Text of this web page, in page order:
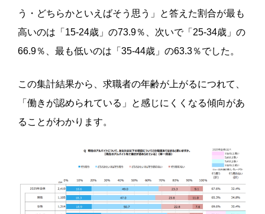
う・どちらかといえばそう思う」と答えた割合が最も
高いのは「15-24歳」の73.9％、次いで「25-34歳」の
66.9％、最も低いのは「35-44歳」の63.3％でした。
この集計結果から、求職者の年齢が上がるにつれて、
「働きが認められている」と感じにくくなる傾向があ
ることがわかります。